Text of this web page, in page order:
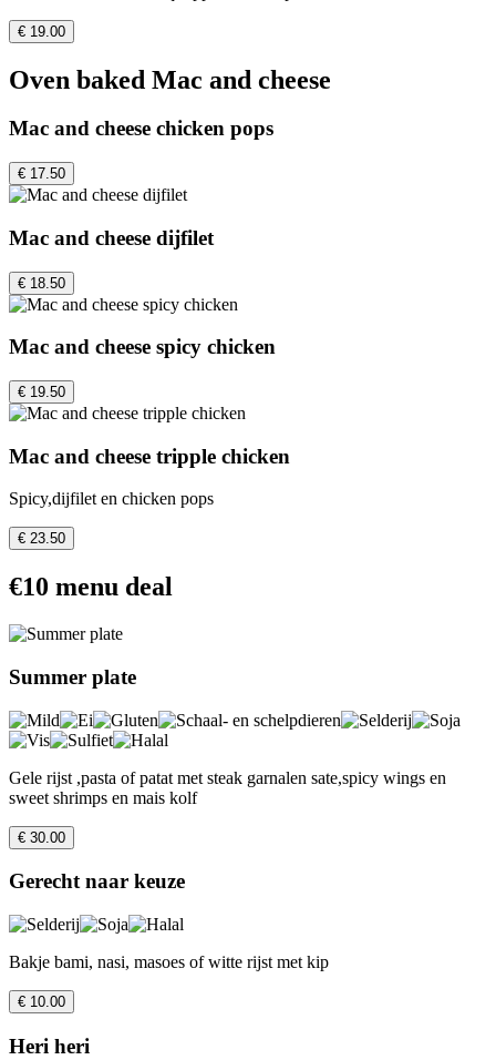
€ 19.00
Oven baked Mac and cheese
Mac and cheese chicken pops
€ 17.50
Mac and cheese dijfilet
€ 18.50
Mac and cheese spicy chicken
€ 19.50
Mac and cheese tripple chicken
Spicy,dijfilet en chicken pops
€ 23.50
€10 menu deal
Summer plate
Gele rijst ,pasta of patat met steak garnalen sate,spicy wings en
sweet shrimps en mais kolf
€ 30.00
Gerecht naar keuze
Bakje bami, nasi, masoes of witte rijst met kip
€ 10.00
Heri heri